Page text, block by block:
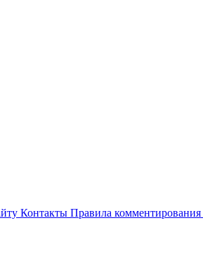
Контакты Правила комментирования